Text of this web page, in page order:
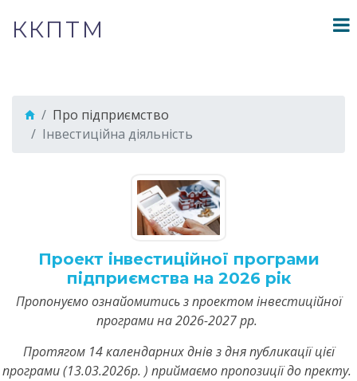
ККПТМ
Про підприємство
Інвестиційна діяльність
Проект інвестиційної програми
підприємства на 2026 рік
Пропонуємо ознайомитись з проектом інвестиційної
програми на 2026-2027 рр.
Протягом 14 календарних днів з дня публикації цієї
програми (13.03.2026р. ) приймаємо пропозиції до пректу.